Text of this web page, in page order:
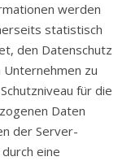
werden
statistisch
den Datenschutz
zu
für die
Daten
der Server-
eine